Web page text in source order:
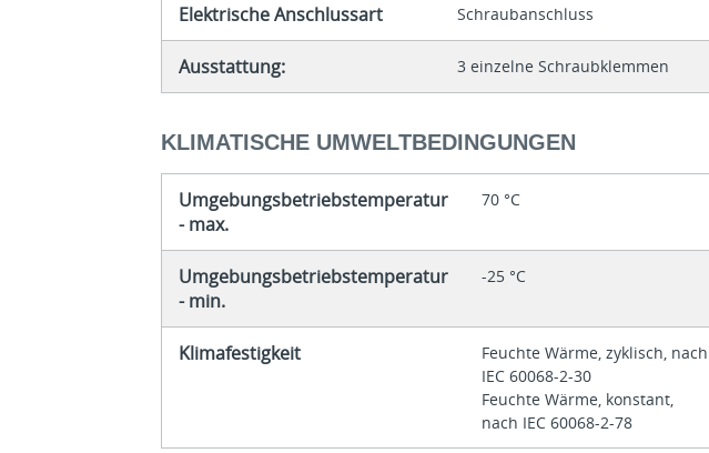
Elektrische Anschlussart Schraubanschluss
Ausstattung: 3 einzelne Schraubklemmen
KLIMATISCHE UMWELTBEDINGUNGEN
Umgebungsbetriebstemperatur
- max.
70 °C
Umgebungsbetriebstemperatur
- min.
-25 °C
Klimafestigkeit
Feuchte Wärme, zyklisch, nach
IEC 60068-2-30
Feuchte Wärme, konstant,
nach IEC 60068-2-78